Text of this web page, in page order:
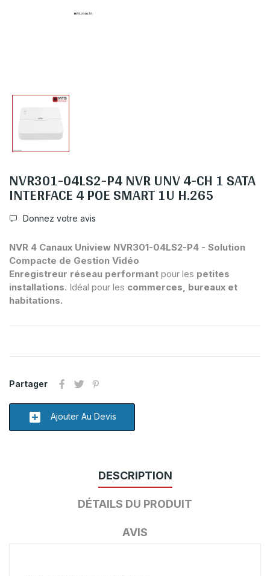
NVR301-04LS2-P4 NVR UNV 4-CH 1 SATA
INTERFACE 4 POE SMART 1U H.265
Donnez votre avis
NVR 4 Canaux Uniview NVR301-04LS2-P4 - Solution
Compacte de Gestion Vidéo
Enregistreur réseau performant pour les petites
installations. Idéal pour les commerces, bureaux et
habitations.
Partager
add_box Ajouter Au Devis
DESCRIPTION
DÉTAILS DU PRODUIT
AVIS